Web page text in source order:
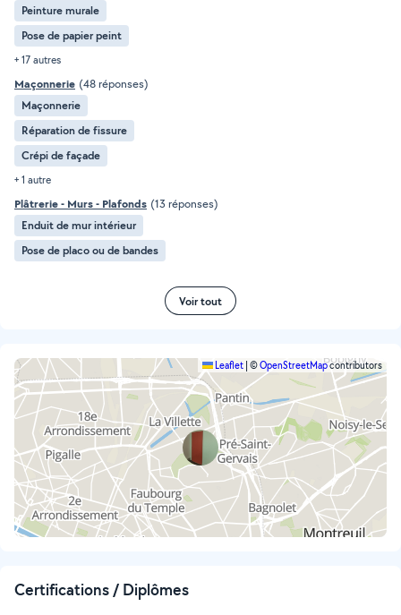
Peinture murale
Pose de papier peint
+ 17 autres
Maçonnerie (48 réponses)
Maçonnerie
Réparation de fissure
Crépi de façade
+ 1 autre
Plâtrerie - Murs - Plafonds (13 réponses)
Enduit de mur intérieur
Pose de placo ou de bandes
Voir tout
Leaflet ©OpenStreetMapcontributors
Certifications / Diplômes